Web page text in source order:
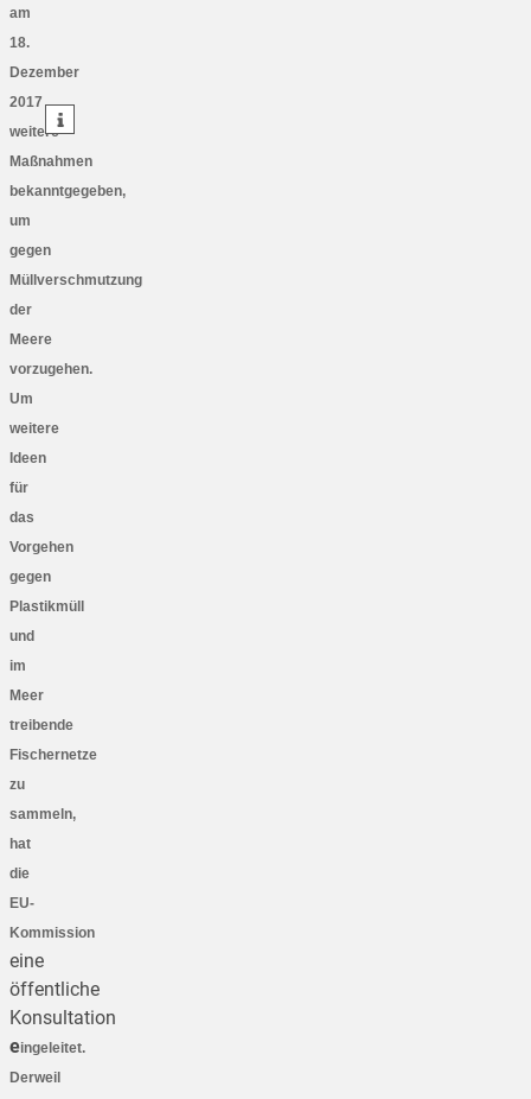
am
18.
Dezember
2017
weitere
Maßnahmen
bekanntgegeben,
um
gegen
Müllverschmutzung
der
Meere
vorzugehen.
Um
weitere
Ideen
für
das
Vorgehen
gegen
Plastikmüll
und
im
Meer
treibende
Fischernetze
zu
sammeln,
hat
die
EU-
Kommission
eine
öffentliche
Konsultation
eingeleitet.
Derweil
teilen
teilen